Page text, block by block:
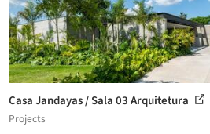
Casa Jandayas / Sala 03 Arquitetura
Projects